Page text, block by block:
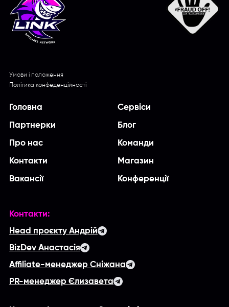
Умови і положення
Політика конфеденційності
Головна Сервіси
Партнерки Блог
Про нас Команди
Контакти Магазин
Вакансії Конференції
Контакти:
Head проєкту Андрій
BizDev Анастасія
Affiliate-менеджер Сніжана
PR-менеджер Єлизавета